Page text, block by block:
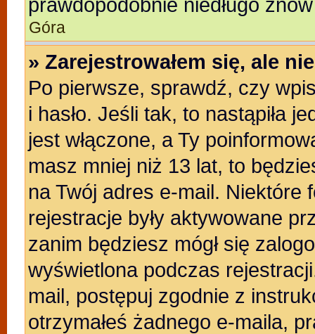
Góra
» Zarejestrowałem się, ale
Po pierwsze, sprawdź, czy
i hasło. Jeśli tak, to nastąpiła
jest włączone, a Ty
masz mniej niż 13 lat, to
na Twój adres e-mail. Niektóre
rejestracje były aktywowane
zanim będziesz mógł się
wyświetlona podczas
mail, postępuj zgodnie z
otrzymałeś żadnego e-maila,